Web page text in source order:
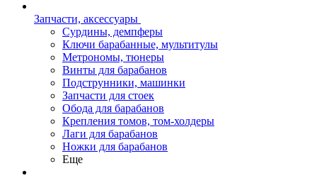
Запчасти, аксессуары
Сурдины, демпферы
Ключи барабанные, мультитулы
Метрономы, тюнеры
Винты для барабанов
Подструнники, машинки
Запчасти для стоек
Обода для барабанов
Крепления томов, том-холдеры
Лаги для барабанов
Ножки для барабанов
Еще